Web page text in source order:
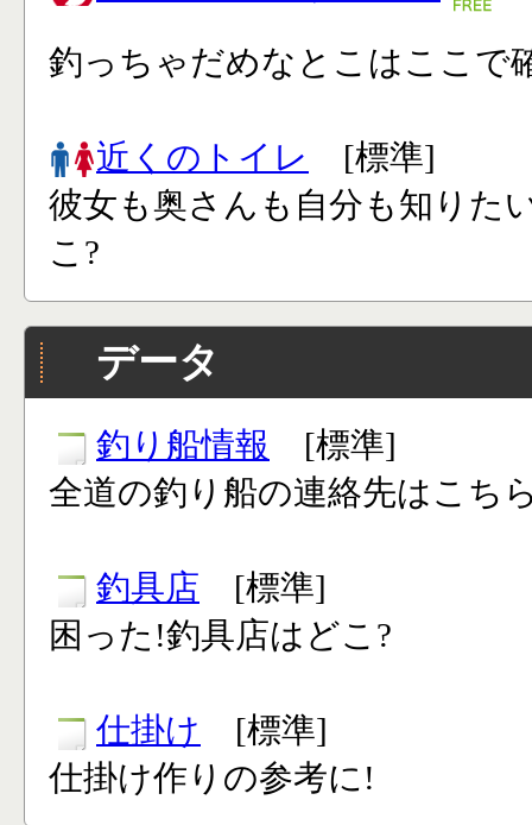
釣っちゃだめなとこはここで
近くのトイレ
[標準]
彼女も奥さんも自分も知りた
こ?
データ
釣り船情報 [標準]
全道の釣り船の連絡先はこち
釣具店 [標準]
困った!釣具店はどこ?
仕掛け [標準]
仕掛け作りの参考に!